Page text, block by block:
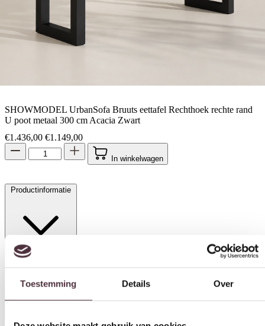
Toestemming
We gebruiken cookies om content en advertenties te
SHOWMODEL UrbanSofa Bruuts eettafel Rechthoek rechte rand
U poot metaal 300 cm Acacia Zwart
€1.436,00 Oorspronkelijke prijs was: €1.436,00.
€1.149,00Huidige prijs is: €1.149,00.
In winkelwagen
Productinformatie
Specificaties